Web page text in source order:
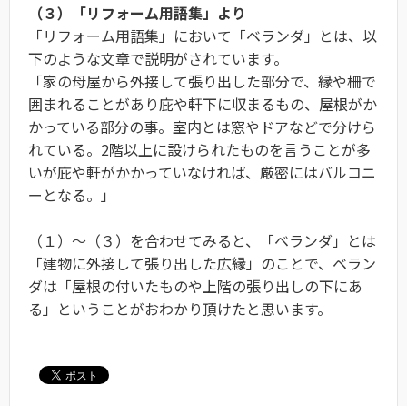
（３）「リフォーム用語集」より
「リフォーム用語集」において「ベランダ」とは、以
下のような文章で説明がされています。
「家の母屋から外接して張り出した部分で、縁や柵で
囲まれることがあり庇や軒下に収まるもの、屋根がか
かっている部分の事。室内とは窓やドアなどで分けら
れている。2階以上に設けられたものを言うことが多
いが庇や軒がかかっていなければ、厳密にはバルコニ
ーとなる。」
（１）〜（３）を合わせてみると、「ベランダ」とは
「建物に外接して張り出した広縁」のことで、ベラン
ダは「屋根の付いたものや上階の張り出しの下にあ
る」ということがおわかり頂けたと思います。